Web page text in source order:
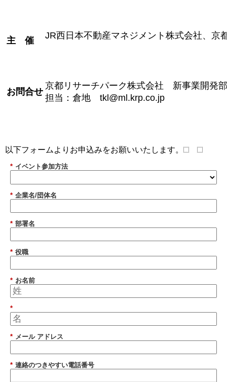
主 催 JR西日本不動産マネジメント株式会社、京
お問合せ
京都リサーチパーク株式会社 新事業開
担当：倉地 tkl@ml.krp.co.jp
以下フォームよりお申込みをお願いいたします。
* イベント参加方法
* 企業名/団体名
* 部署名
* 役職
* お名前
*
* メール アドレス
* 連絡のつきやすい電話番号